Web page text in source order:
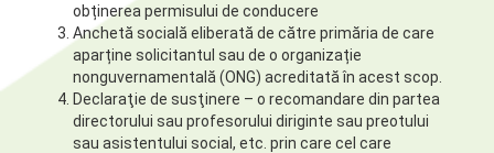
obținerea permisului de conducere
Anchetă socială eliberată de către primăria de care
aparține solicitantul sau de o organizație
nonguvernamentală (ONG) acreditată în acest scop.
Declaraţie de susţinere – o recomandare din partea
directorului sau profesorului diriginte sau preotului
sau asistentului social, etc. prin care cel care